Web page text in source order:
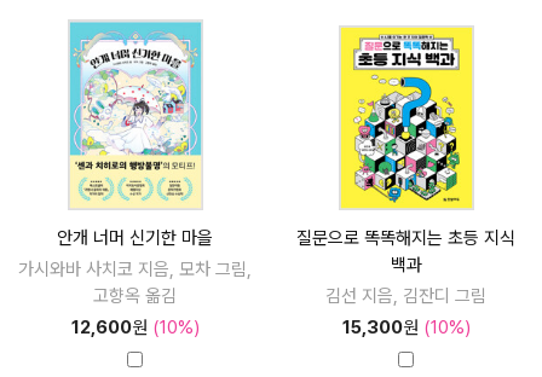
안개 너머 신기한 마을
가시와바 사치코 지음, 모차 그림,
고향옥 옮김
12,600원 (10%)
질문으로 똑똑해지는 초등 지식
백과
김선 지음, 김잔디 그림
15,300원 (10%)